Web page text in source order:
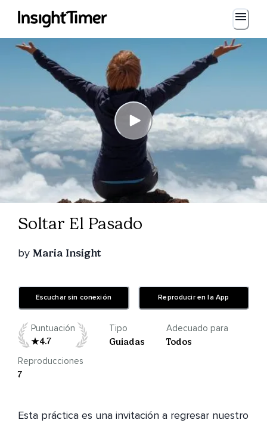
Soltar El Pasado
by Maria Insight
Escuchar sin conexión Reproducir en la App
Puntuación
4.7
Tipo
Guiadas
Adecuado para
Todos
Reproducciones
7
Esta práctica es una invitación a regresar nuestro